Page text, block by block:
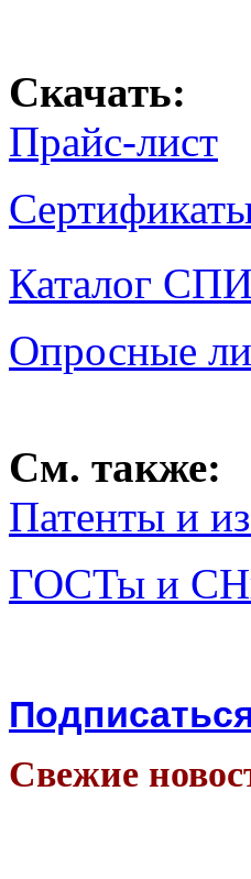
Скачать:
Прайс-лист
Каталог
Опросные
См. также:
Патенты и
ГОСТы и
Свежие